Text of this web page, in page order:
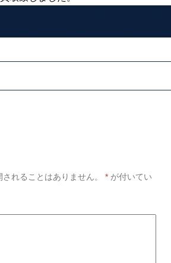
れることはありません。 * が付いてい